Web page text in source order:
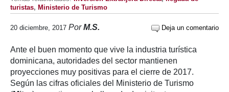
turistas, Ministerio de Turismo
20 diciembre, 2017 PorM.S. Deja un comentario
Ante el buen momento que vive la industria turística
dominicana, autoridades del sector mantienen
proyecciones muy positivas para el cierre de 2017.
Según las cifras oficiales del Ministerio de Turismo